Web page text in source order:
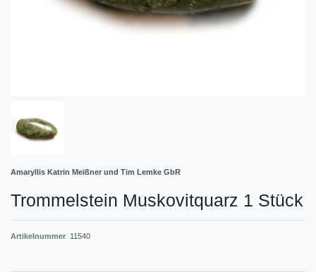
Amaryllis Katrin Meißner und Tim Lemke GbR
Trommelstein Muskovitquarz 1 Stück
Artikelnummer 11540